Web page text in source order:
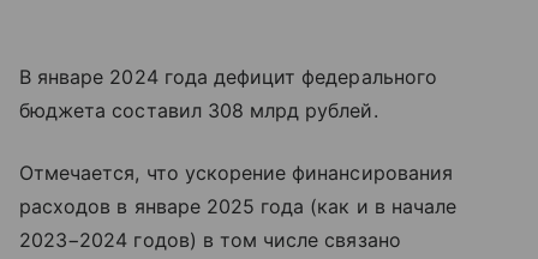
В январе 2024 года дефицит федерального
бюджета составил 308 млрд рублей.
Отмечается, что ускорение финансирования
расходов в январе 2025 года (как и в начале
2023−2024 годов) в том числе связано